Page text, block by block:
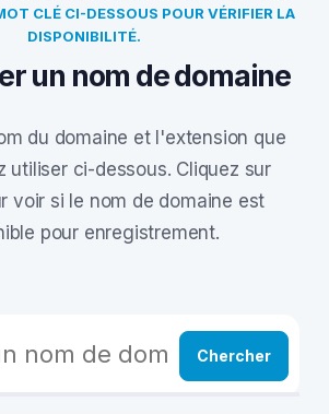
CLÉ CI-DESSOUS POUR VÉRIFIER LA
DISPONIBILITÉ.
un nom de domaine
du domaine et l'extension que
utiliser ci-dessous. Cliquez sur
voir si le nom de domaine est
pour enregistrement.
Chercher